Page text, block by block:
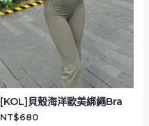
[KOL]貝殼海洋歐美綁繩Bra
NT$680